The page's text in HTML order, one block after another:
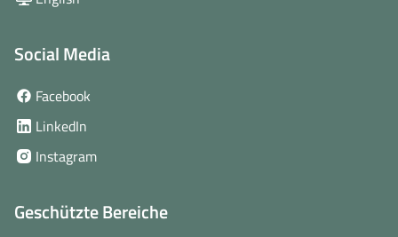
Social Media
Facebook
Fenster)
LinkedIn
neuem
Instagram(öffnet
Fenster)
Geschützte Bereiche